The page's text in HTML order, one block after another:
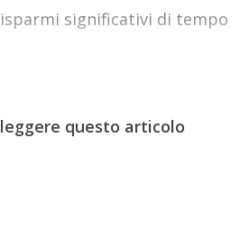
significativi di tempo
questo articolo